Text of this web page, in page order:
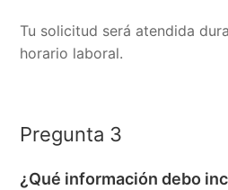
Tu solicitud será atendida
horario laboral.
Pregunta 3
¿Qué información debo